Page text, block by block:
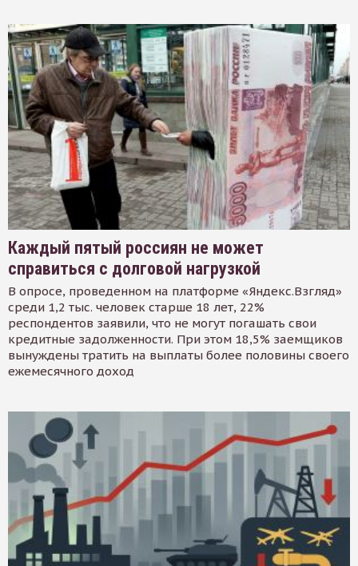
Каждый пятый россиян не может
справиться с долговой нагрузкой
В опросе, проведенном на платформе «Яндекс.Взгляд»
среди 1,2 тыс. человек старше 18 лет, 22%
респондентов заявили, что не могут погашать свои
кредитные задолженности. При этом 18,5% заемщиков
вынуждены тратить на выплаты более половины своего
ежемесячного доход